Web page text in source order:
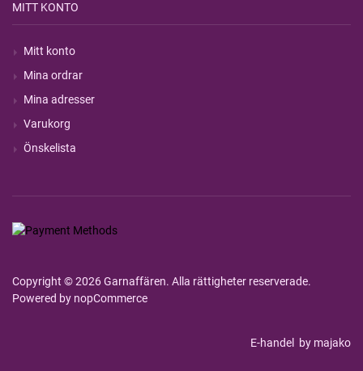
MITT KONTO
Mitt konto
Mina ordrar
Mina adresser
Varukorg
Önskelista
Copyright © 2026 Garnaffären. Alla rättigheter reserverade.
Powered by nopCommerce
E-handel by majako